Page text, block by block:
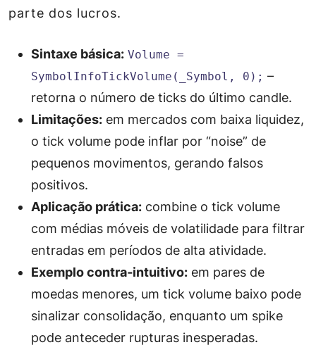
parte dos lucros.
Sintaxe básica: Volume =
SymbolInfoTickVolume(_Symbol, 0); –
retorna o número de ticks do último candle.
Limitações: em mercados com baixa liquidez,
o tick volume pode inflar por “noise” de
pequenos movimentos, gerando falsos
positivos.
Aplicação prática: combine o tick volume
com médias móveis de volatilidade para filtrar
entradas em períodos de alta atividade.
Exemplo contra‑intuitivo: em pares de
moedas menores, um tick volume baixo pode
sinalizar consolidação, enquanto um spike
pode anteceder rupturas inesperadas.